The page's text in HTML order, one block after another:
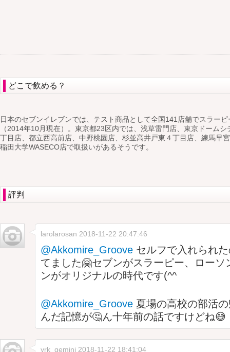
どこで飲める？
日本のセブンイレブンでは、テスト商品として全国141店舗でスラー
（2014年10月現在）。東京都23区内では、浅草雷門店、東京ドーム
丁目店、都立西高前店、中野桃園店、杉並高井戸東４丁目店、練馬早
稲田大学WASECO店で取扱いがあるそうです。
評判
larolarosan 2018-11-22 20:47:46
@Akkomire_Groove セルフで入れられ
てました🤗セブンがスラーピー、ローソ
ンがオリジナルの時代です(^^ゞ
@Akkomire_Groove 夏場の高校の部活
んだ記憶が🤔ん十年前の話ですけどね😅
yrk_gemini 2018-11-22 18:41:04